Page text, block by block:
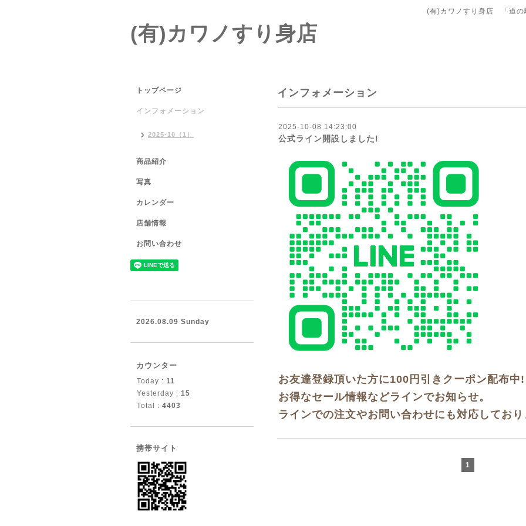
(有)カワノすり身店 「道の
(有)カワノすり身店
インフォメーション
2025-10-08 14:23:00
公式ライン開設しました!
お友達登録頂いた方に100円引きクーポン配布中!
お得なセール情報などラインでお知らせ。
ラインでの注文やお問い合わせにも対応してお
1
トップページ
インフォメーション
2025-10（1）
商品紹介
写真
カレンダー
店舗情報
お問い合わせ
2026.08.09 Sunday
カウンター
Today : 11
Yesterday : 15
Total : 4403
携帯サイト